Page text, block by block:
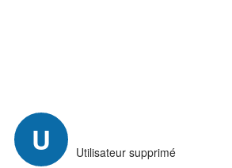
U Utilisateur supprimé